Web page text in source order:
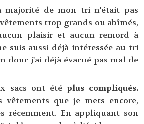
majorité de mon tri n'était pas
trop grands ou abîmés,
plaisir et aucun remord à
suis aussi déjà intéressée au tri
donc j'ai déjà évacué pas mal de
sacs ont été plus compliqués.
vêtements que je mets encore,
récemment. En appliquant son